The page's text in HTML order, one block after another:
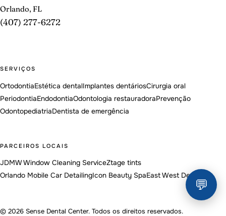
Orlando, FL
(407) 277-6272
SERVIÇOS
OrtodontiaEstética dentalImplantes dentáriosCirurgia oral
PeriodontiaEndodontiaOdontologia restauradoraPrevenção
OdontopediatriaDentista de emergência
PARCEIROS LOCAIS
JDMW Window Cleaning ServiceZtage tints
Orlando Mobile Car DetailingIcon Beauty SpaEast West Dental
© 2026 Sense Dental Center. Todos os direitos reservados.
💬